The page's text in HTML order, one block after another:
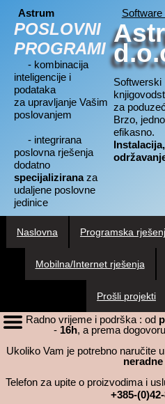
Astrum
POSLOVNI
PROGRAMI
- kombinacija
inteligencije i
podataka
za upravljanje Vašim
poslovanjem
- integrirana
poslovna rješenja
dodatno
specijaliziranaza
udaljene poslovne
jedinice
Softwerski
za
Brzo,
efikasno.
Naslovna Programska
Mobilna/Internet rješenja
Prošli projekti
Radno vrijeme i podrška : od
- 16h, a prema
Ukoliko Vam je potrebno naručite
neradne
Telefon za upite o proizvodima i
+385-